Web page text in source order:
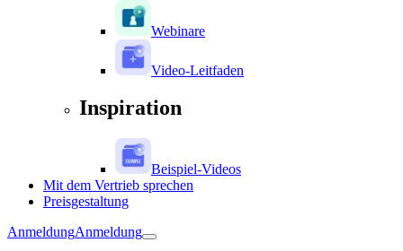
Webinare
Video-Leitfaden
Inspiration
Beispiel-Videos
Mit dem Vertrieb sprechen
Preisgestaltung
AnmeldungAnmeldung